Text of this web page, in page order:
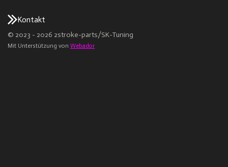
Kontakt
© 2023 - 2026 2stroke-parts/SK-Tuning
Mit Unterstützung von Webador